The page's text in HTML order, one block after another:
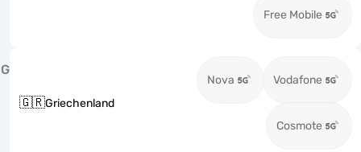
Free Mobile
G
🇬🇷Griechenland
Nova Vodafone
Cosmote